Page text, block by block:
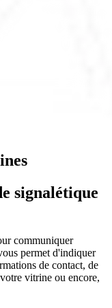
signalétique
communiquer
permet d'indiquer
de contact, de
vitrine ou encore,